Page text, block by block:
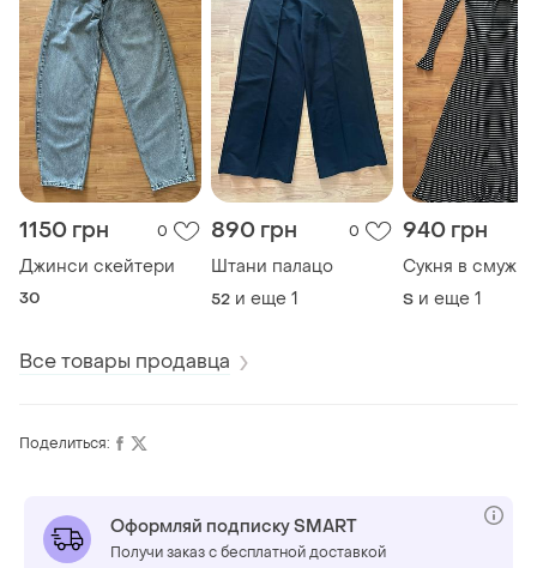
1150 грн 0
Джинси скейтери
30
890 грн 0
Штани палацо
52 и еще 1
940 грн
Сукня в смужку
S и еще 1
Все товары продавца
Поделиться:
Оформляй подписку SMART
Получи заказ с бесплатной доставкой